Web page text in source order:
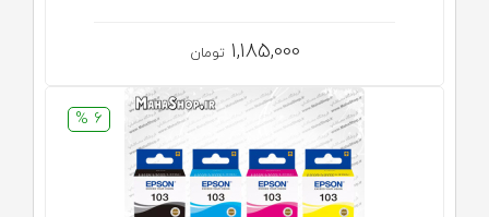
1,185,000 تومان
6 %